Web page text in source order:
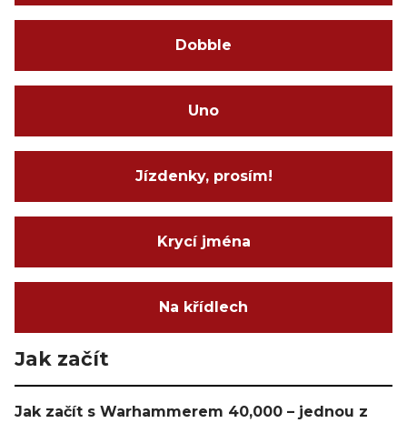
Dobble
Uno
Jízdenky, prosím!
Krycí jména
Na křídlech
Jak začít
Jak začít s Warhammerem 40,000 – jednou z